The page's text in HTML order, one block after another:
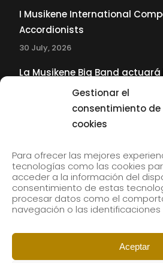
Gestionar el
consentimiento de
cookies
Para ofrecer las mejores
tecnologías como las cookies
acceder a la información del
consentimiento de estas
procesar datos como el
navegación o las
Aceptar
I Musikene International
Accordionists
30 July, 2026
La Musikene Big Band
Tolliver en el 61 Jazzaldia
Subscribe to our newsletter to
email.